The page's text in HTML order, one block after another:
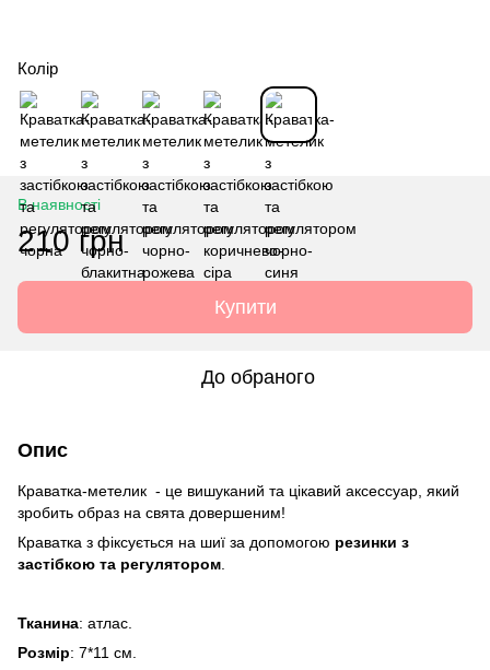
Колір
В наявності
210 грн
Купити
До обраного
Опис
Краватка-метелик - це вишуканий та цікавий аксессуар, який
зробить образ на свята довершеним!
Краватка з фіксується на шиї за допомогою резинки з
застібкою та регулятором
Тканина: атлас.
Розмір: 7*11 см.